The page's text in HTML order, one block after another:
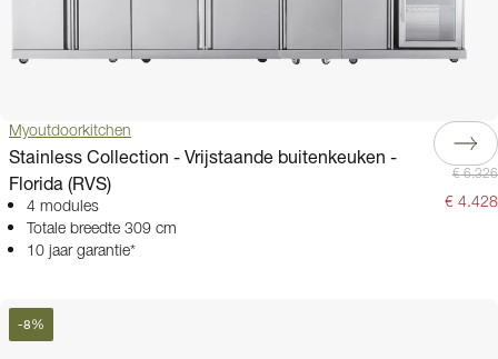
oplossing die aansluit bij uw wensen en uw tuin. Of u nu op zoek bent
naar een compacte keuken voor een kleinere ruimte of een royale
opstelling met meerdere modules – bij ons vindt u wat u zoekt. Binnen
Myoutdoorkitchen of de praktische
Myoutdoorkitchen
Stainless Collection - Vrijstaande buitenkeuken -
Florida (RVS)
4 modules
Totale breedte 309 cm
10 jaar garantie*
€ 6.326
€ 4.428
-8%